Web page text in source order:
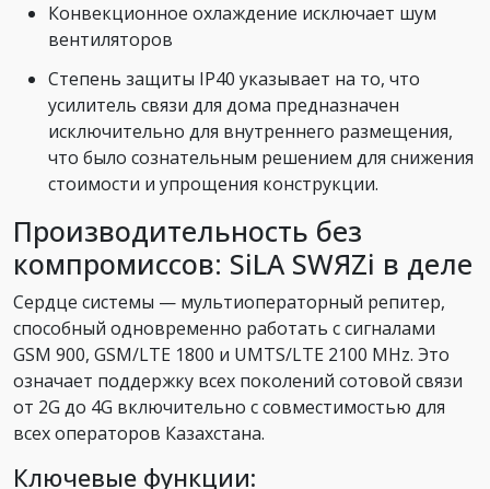
Конвекционное охлаждение исключает шум
вентиляторов
Степень защиты IP40 указывает на то, что
усилитель связи для дома предназначен
исключительно для внутреннего размещения,
что было сознательным решением для снижения
стоимости и упрощения конструкции.
Производительность без
компромиссов: SiLA SWЯZi в деле
Сердце системы — мультиоператорный репитер,
способный одновременно работать с сигналами
GSM 900, GSM/LTE 1800 и UMTS/LTE 2100 MHz. Это
означает поддержку всех поколений сотовой связи
от 2G до 4G включительно с совместимостью для
всех операторов Казахстана.
Ключевые функции: